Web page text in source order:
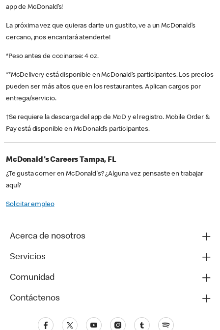
app de McDonald’s!
La próxima vez que quieras darte un gustito, ve a un McDonald’s
cercano, ¡nos encantará atenderte!
*Peso antes de cocinarse: 4 oz.
**McDelivery está disponible en McDonald’s participantes. Los precios
pueden ser más altos que en los restaurantes. Aplican cargos por
entrega/servicio.
†Se requiere la descarga del app de McD y el registro. Mobile Order &
Pay está disponible en McDonald’s participantes.
McDonald's Careers Tampa, FL
¿Te gusta comer en McDonald's? ¿Alguna vez pensaste en trabajar
aquí?
Solicitar empleo
Acerca de nosotros
Servicios
Comunidad
Contáctenos